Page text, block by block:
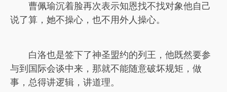
曹佩瑜沉着脸再次表示知恩找不找对象他自己
说了算，她不操心，也不用外人操心。
白洛也是签下了神圣盟约的列王，他既然要参
与到国际会谈中来，那就不能随意破坏规矩，做
事，总得讲逻辑，讲道理。